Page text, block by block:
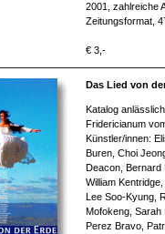
2001, zahlreiche
Zeitungsformat,
€ 3,-
Das Lied von
Katalog
Fridericianum
Künstler/innen:
Buren, Choi
Deacon, Bernard
William
Lee Soo-Kyung,
Mofokeng,
Perez Bravo,